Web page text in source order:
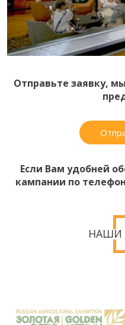
Отправьте заявку,
Если Вам удобней
кампании по
НАШИ